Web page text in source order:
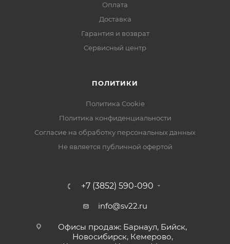
Оплата
Доставка
Гарантия и возврат
Сервисный центр
ПОЛИТИКИ
Политика Cookie
Политика конфиденциальности
Согласие на обработку персональных данных
Не является публичной офертой
+7 (3852) 590-090
info@sv22.ru
Офисы продаж: Барнаул, Бийск,
Новосибирск, Кемерово,